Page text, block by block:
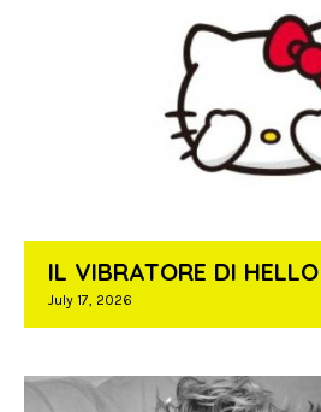
IL VIBRATORE DI
July 17, 2026